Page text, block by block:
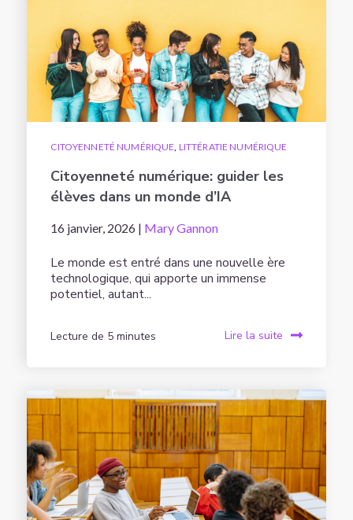
CITOYENNETÉ NUMÉRIQUE LITTÉRATIE NUMÉRIQUE
Citoyenneté numérique: guider les
élèves dans un monde d’IA
16 janvier, 2026 | Mary Gannon
Le monde est entré dans une nouvelle ère
technologique, qui apporte un immense
potentiel, autant...
Lecture de 5 minutes Lire la suite